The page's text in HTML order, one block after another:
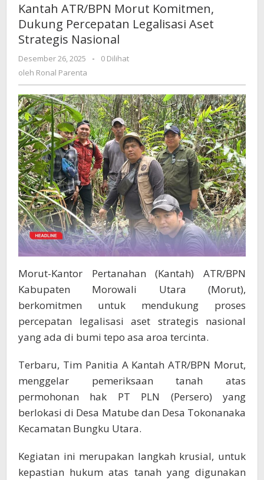
Komitmen,
Dukung
Percepatan
Aset
Nasional
Kantah ATR/BPN Morut Komitmen,
Dukung Percepatan Legalisasi Aset
Strategis Nasional
Desember 26, 2025
oleh
-
0 Dilihat
oleh Ronal Parenta
Morut-Kantor Pertanahan (Kantah) ATR/BPN
Kabupaten Morowali Utara (Morut),
berkomitmen untuk mendukung proses
percepatan legalisasi aset strategis nasional
yang ada di bumi tepo asa aroa tercinta.
Terbaru, Tim Panitia A Kantah ATR/BPN Morut,
menggelar pemeriksaan tanah atas
permohonan hak PT PLN (Persero) yang
berlokasi di Desa Matube dan Desa Tokonanaka
Kecamatan Bungku Utara.
Kegiatan ini merupakan langkah krusial, untuk
kepastian hukum atas tanah yang digunakan